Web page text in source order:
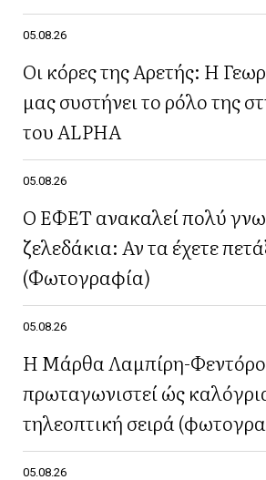
05.08.26
Οι κόρες της Αρετής: Η
μας συστήνει το ρόλο της
του ALPHA
05.08.26
Ο ΕΦΕΤ ανακαλεί πολύ
ζελεδάκια: Αν τα έχετε
(Φωτογραφία)
05.08.26
Η Μάρθα Λαμπίρη-
πρωταγωνιστεί ώς
τηλεοπτική σειρά
05.08.26